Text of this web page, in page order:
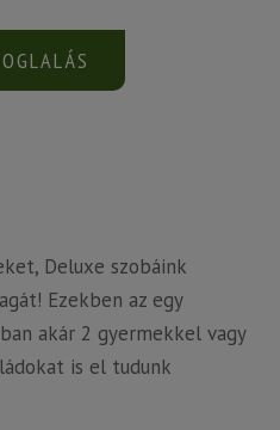
Deluxe szobáink
Ezekben az egy
akár 2 gyermekkel vagy
is el tudunk